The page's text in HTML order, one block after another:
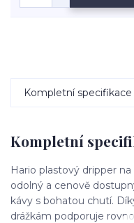
Kompletní specifikace
Kompletní
Hario plastový dripper
odolný a cenově
kávy s bohatou chutí.
drážkám podporuje